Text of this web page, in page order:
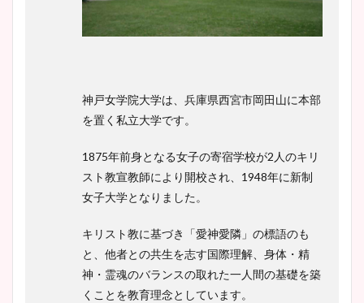
鈴木唯の太ってた時の体重が
ヤバすぎww原因や痩せたダ
とめ！美脚や水着姿に年齢も
調査！
宇賀神メグアナのニット画像
まとめ！足も美脚でカップも
凄い！
神戸女学院大学は、兵庫県西宮市岡田山に本部
を置く私立大学です。
1875年前身となる女子の寄宿学校が2人のキリ
スト教宣教師により開校され、1948年に新制
女子大学となりました。
キリスト教に基づき「愛神愛隣」の標語のも
と、他者との共生を志す国際理解、身体・精
神・霊魂のバランスの取れた一人間の基礎を築
くことを教育理念としています。